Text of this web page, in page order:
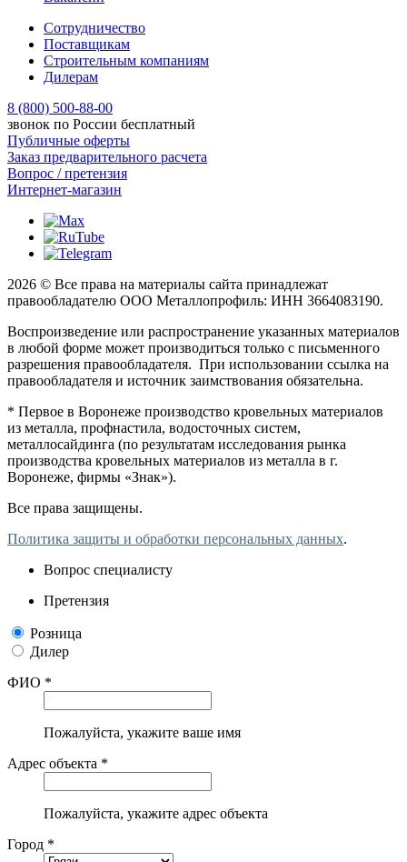
Сотрудничество
Поставщикам
Строительным компаниям
Дилерам
8 (800) 500-88-00
звонок по России бесплатный
Публичные оферты
Заказ предварительного расчета
Вопрос / претензия
Интернет-магазин
2026 © Все права на материалы сайта принадлежат
правообладателю ООО Металлопрофиль: ИНН 3664083190.
Воспроизведение или распространение указанных материалов
в любой форме может производиться только с письменного
разрешения правообладателя. При использовании ссылка на
правообладателя и источник заимствования обязательна.
* Первое в Воронеже производство кровельных материалов
из металла, профнастила, водосточных систем,
металлосайдинга (по результатам исследования рынка
производства кровельных материалов из металла в г.
Воронеже, фирмы «Знак»).
Все права защищены.
Политика защиты и обработки персональных данных.
Вопрос специалисту
Претензия
Розница
Дилер
ФИО *
Пожалуйста, укажите ваше имя
Адрес объекта *
Пожалуйста, укажите адрес объекта
Город *